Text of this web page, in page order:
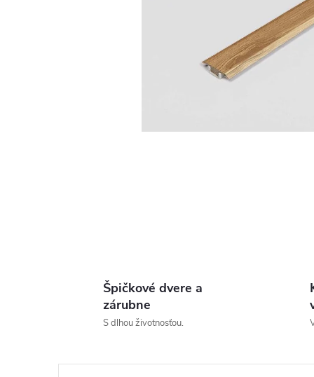
Špičkové dvere a
zárubne
S dlhou životnosťou.